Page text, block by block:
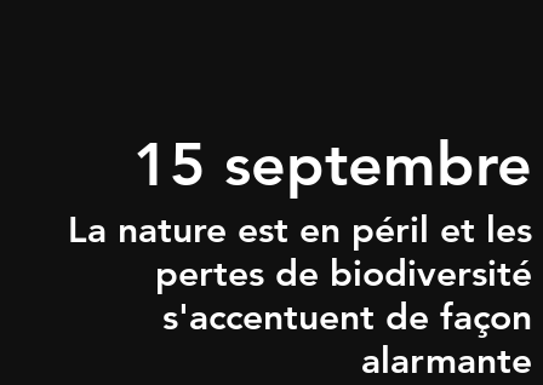
La nature est en péril et les
pertes de biodiversité
s'accentuent de façon
alarmante
15 septembre